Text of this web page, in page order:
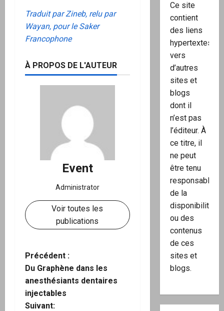
Traduit par Zineb, relu par
Wayan, pour le Saker
Francophone
À PROPOS DE L'AUTEUR
Event
Administrator
Voir toutes les
publications
N
a
v
Précédent :
Du Graphène dans les
anesthésiants dentaires
injectables
Suivant:
Ce site
contient
des liens
hypertextes
vers
d’autres
sites et
blogs
dont il
n’est pas
l’éditeur. À
ce titre, il
ne peut
être tenu
responsable
de la
disponibilité
ou des
contenus
de ces
sites et
blogs.